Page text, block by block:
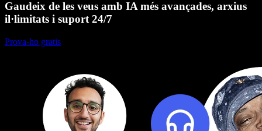
Gaudeix de les veus amb IA més avançades, arxius
il·limitats i suport 24/7
Prova-ho gratis